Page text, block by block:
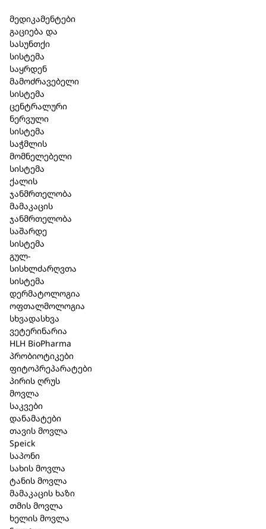
მედიკამენტები
გაციება და
სასუნთქი
სისტემა
საყრდენ
მამოძრავებელი
სისტემა
ცენტრალური
ნერვული
სისტემა
საჭმლის
მომნელებელი
სისტემა
ქალის
ჯანმრთელობა
მამაკაცის
ჯანმრთელობა
საშარდე
სისტემა
გულ-
სისხლძარღვთა
სისტემა
დერმატოლოგია
ოფთალმოლოგია
სხვადასხვა
ვეტერინარია
HLH BioPharma
პრობიოტიკები
ფიტოპრეპარატები
პირის ღრუს
მოვლა
საკვები
დანამატები
თავის მოვლა
Speick
საპონი
სახის მოვლა
ტანის მოვლა
მამაკაცის ხაზი
თმის მოვლა
ხელის მოვლა
შპაიკი Original შხაპის გელი
მგრძნობიარე კანისთვის 250
მლ. (265)
კატეგორია:Speick
მოკლე აღწერა
კანისა და თმისთვის (ასევე შესაფერისია თმის
დასაბანად) განსაკუთრებით ნაზი გამწმენდი
საშუალება ორიგინალური Speick-ის არომატით.
მკვებავი, დამამშვიდებელი და
დამატენიანებელი მოვლა ორგანული სალბით.
ბიოლოგიურად რეგულირებადი ველური
მოსავლის (kbW) მაღალი ალპური Speick
მცენარის უნიკალური ექსტრაქტით.